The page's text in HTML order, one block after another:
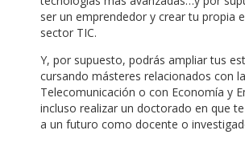
ser un emprendedor y crear tu propia
sector TIC.
Y, por supuesto, podrás ampliar tus
cursando másteres relacionados con
Telecomunicación o con Economía y
incluso realizar un doctorado en que
a un futuro como docente o